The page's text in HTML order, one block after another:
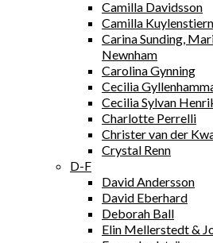
Camilla Davidsson
Camilla
Carina Sunding,
Newnham
Carolina Gynning
Cecilia
Cecilia Sylvan
Charlotte Perrelli
Christer van der
Crystal Renn
D-F
David Andersson
David Eberhard
Deborah Ball
Elin Mellerstedt &